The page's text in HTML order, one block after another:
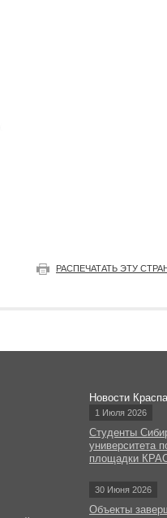
РАСПЕЧАТАТЬ ЭТУ
Новости
1 Июля 2026
Студенты
университета
площадки
30 Июня 2026
Объекты